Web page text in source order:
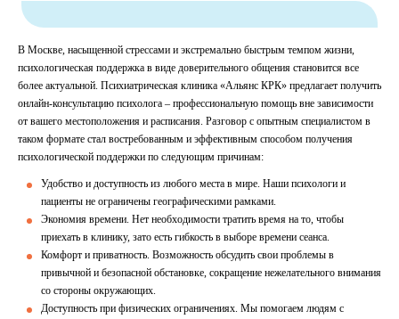
В Москве, насыщенной стрессами и экстремально быстрым темпом жизни,
психологическая поддержка в виде доверительного общения становится все
более актуальной. Психиатрическая клиника «Альянс КРК» предлагает получить
онлайн-консультацию психолога – профессиональную помощь вне зависимости
от вашего местоположения и расписания. Разговор с опытным специалистом в
таком формате стал востребованным и эффективным способом получения
психологической поддержки по следующим причинам:
Удобство и доступность из любого места в мире. Наши психологи и
пациенты не ограничены географическими рамками.
Экономия времени. Нет необходимости тратить время на то, чтобы
приехать в клинику, зато есть гибкость в выборе времени сеанса.
Комфорт и приватность. Возможность обсудить свои проблемы в
привычной и безопасной обстановке, сокращение нежелательного внимания
со стороны окружающих.
Доступность при физических ограничениях. Мы помогаем людям с